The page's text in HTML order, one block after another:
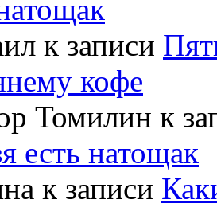
к записи
кофе
Томилин к
есть натощак
к записи